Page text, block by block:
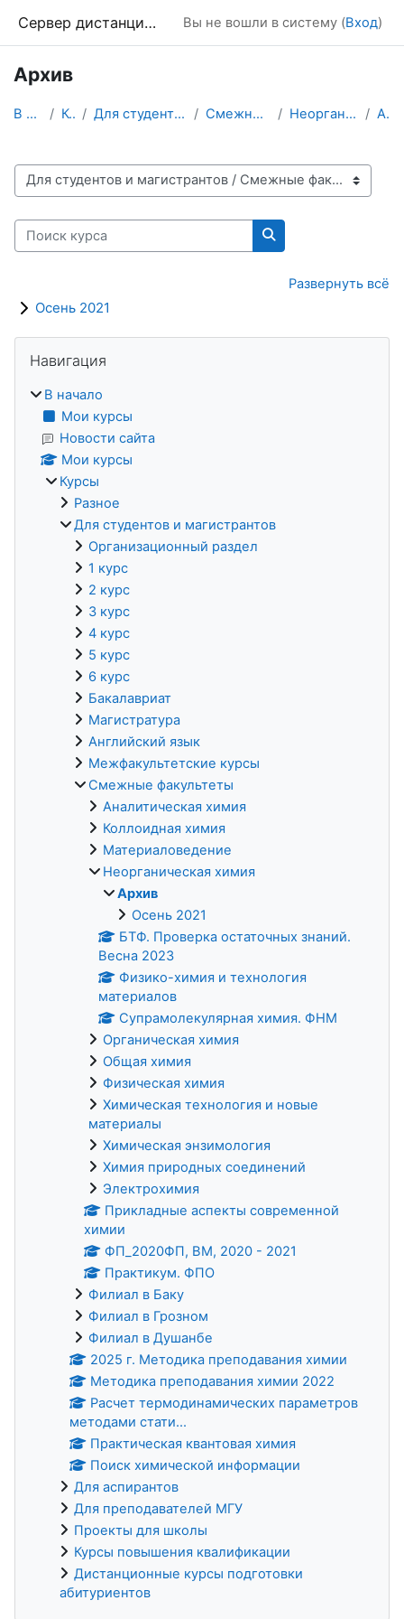
Сервер дистанционного обучения Химического факультета МГУ Вы не вошли в систему (Вход)
Архив
В начало Курсы Для студентов и магистрантов Смежные факультеты Неорганическая химия Архив
Категории курсов
Поиск курса
Поиск курса
Развернуть всё
Осень 2021
Блоки
Навигация
В начало
Мои курсы
Новости сайта
Мои курсы
Курсы
Разное
Для студентов и магистрантов
Организационный раздел
1 курс
2 курс
3 курс
4 курс
5 курс
6 курс
Бакалавриат
Магистратура
Английский язык
Межфакультетские курсы
Смежные факультеты
Аналитическая химия
Коллоидная химия
Материаловедение
Неорганическая химия
Архив
Осень 2021
БТФ. Проверка остаточных знаний.
Весна 2023
Физико-химия и технология
материалов
Супрамолекулярная химия. ФНМ
Органическая химия
Общая химия
Физическая химия
Химическая технология и новые
материалы
Химическая энзимология
Химия природных соединений
Электрохимия
Прикладные аспекты современной
химии
ФП_2020ФП, ВМ, 2020 - 2021
Практикум. ФПО
Филиал в Баку
Филиал в Грозном
Филиал в Душанбе
2025 г. Методика преподавания химии
Методика преподавания химии 2022
Расчет термодинамических параметров
методами стати...
Практическая квантовая химия
Поиск химической информации
Для аспирантов
Для преподавателей МГУ
Проекты для школы
Курсы повышения квалификации
Дистанционные курсы подготовки
абитуриентов